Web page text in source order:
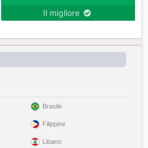
Il migliore
Brasile
Filippine
Libano